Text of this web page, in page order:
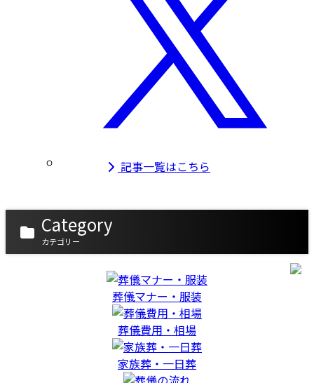
記事一覧はこちら
Category
カテゴリー
葬儀マナー・服装
葬儀費用・相場
家族葬・一日葬